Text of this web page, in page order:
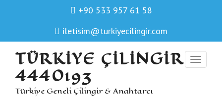
+90 533 957 61 58
iletisim@turkiyecilingir.com
TÜRKIYE ÇILINGIR
4440193
Türkiye Geneli Çilingir & Anahtarcı